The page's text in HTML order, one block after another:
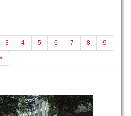
3 4 5 6 7 8 9